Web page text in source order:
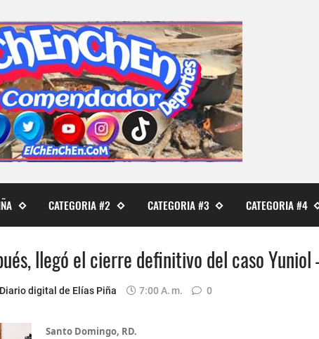
CATEGORIA #2 CATEGORIA #3 CATEGORIA #4
llegó el cierre definitivo del caso Yuniol
digital de Elías Piña 7:00 A. M. 0
Santo Domingo, RD.